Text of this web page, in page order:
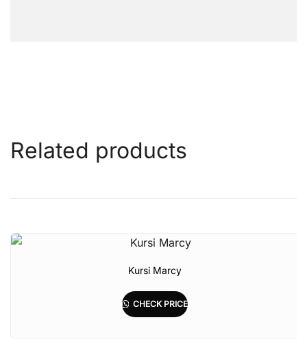
Related products
Kursi Marcy
CHECK PRICE